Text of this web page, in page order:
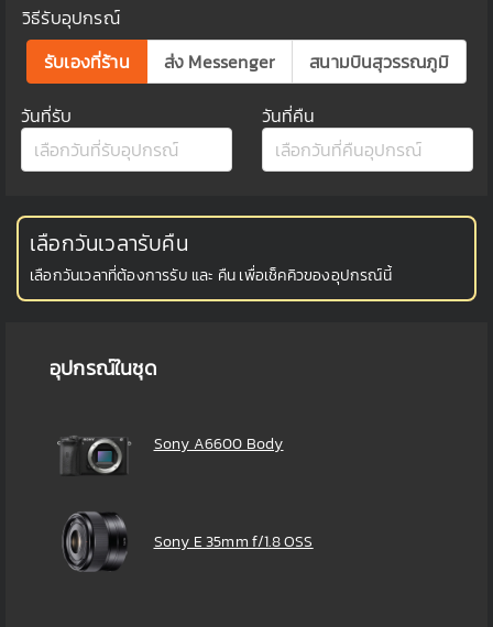
วิธีรับอุปกรณ์
รับเองที่ร้าน
ส่ง Messenger สนามบินสุวรรณภูมิ
วันที่รับ วันที่คืน
เลือกวันเวลารับคืน
เลือกวันเวลาที่ต้องการรับ และ คืน เพื่อเช็คคิวของอุปกรณ์นี้
อุปกรณ์ในชุด
Sony A6600 Body
Sony E 35mm f/1.8 OSS